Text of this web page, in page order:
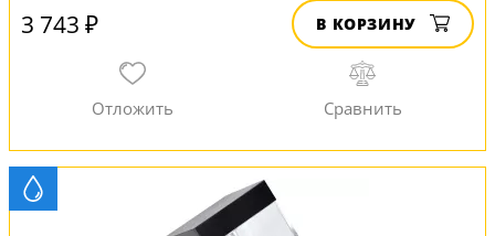
3 743 ₽ В КОРЗИНУ